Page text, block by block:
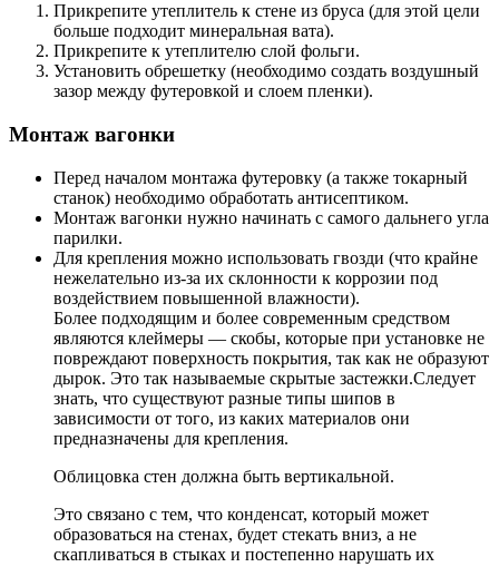
Прикрепите утеплитель к стене из бруса (для этой цели
больше подходит минеральная вата).
Прикрепите к утеплителю слой фольги.
Установить обрешетку (необходимо создать воздушный
зазор между футеровкой и слоем пленки).
Монтаж вагонки
Перед началом монтажа футеровку (а также токарный
станок) необходимо обработать антисептиком.
Монтаж вагонки нужно начинать с самого дальнего угла
парилки.
Для крепления можно использовать гвозди (что крайне
нежелательно из-за их склонности к коррозии под
воздействием повышенной влажности).
Более подходящим и более современным средством
являются клеймеры — скобы, которые при установке не
повреждают поверхность покрытия, так как не образуют
дырок. Это так называемые скрытые застежки.Следует
знать, что существуют разные типы шипов в
зависимости от того, из каких материалов они
предназначены для крепления.
Облицовка стен должна быть вертикальной.
Это связано с тем, что конденсат, который может
образоваться на стенах, будет стекать вниз, а не
скапливаться в стыках и постепенно нарушать их